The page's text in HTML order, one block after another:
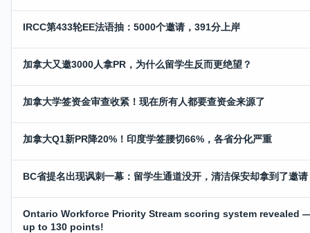
IRCC第433轮EE法语抽：5000个邀请，391分上岸
加拿大又邀3000人拿PR，为什么留学生反而更绝望？
加拿大学签资金审查收紧！现在所有人都要查资金来源了
加拿大Q1新PR降20%！印度学签腰切66%，各省分化严重
BC省提名出现讽刺一幕：留学生通道没开，清洁保安却拿到了邀请
Ontario Workforce Priority Stream scoring system revealed
up to 130 points!